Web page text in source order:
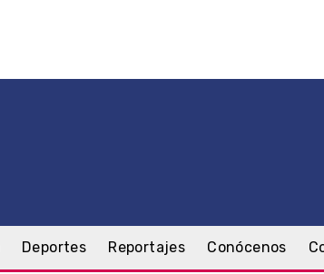
Deportes Reportajes Conócenos